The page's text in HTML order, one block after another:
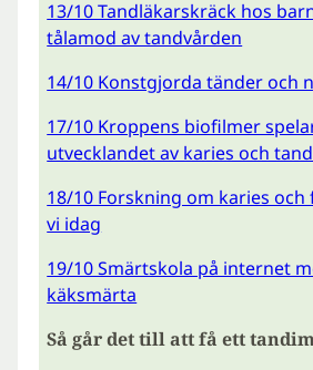
13/10 Tandläkarskräck hos
tålamod av tandvården
14/10 Konstgjorda tänder och
17/10 Kroppens biofilmer
utvecklandet av karies och
18/10 Forskning om karies och
vi idag
19/10 Smärtskola på internet
käksmärta
Så går det till att få ett